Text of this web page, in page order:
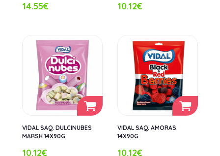
14.55€ 10.12€
VIDAL SAQ. DULCINUBES
MARSH 14X90G
10.12€
VIDAL SAQ. AMORAS
14X90G
10.12€